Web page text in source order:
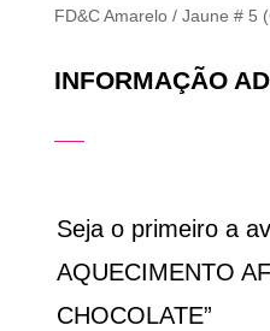
FD&C Amarelo / Jaune # 5
INFORMAÇÃO
Seja o primeiro a
AQUECIMENTO
CHOCOLATE”